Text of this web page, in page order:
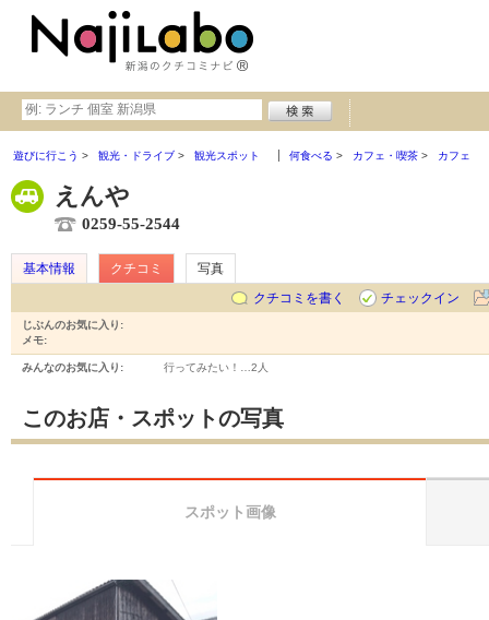
遊びに行こう 観光・ドライブ 観光スポット 何食べる カフェ・喫茶 カフェ
えんや
0259-55-2544
基本情報 クチコミ
写真
クチコミを書く
チェックイン
じぶんのお気に入り:
メモ:
みんなのお気に入り: 行ってみたい！… 2人
このお店・スポットの写真
スポット画像